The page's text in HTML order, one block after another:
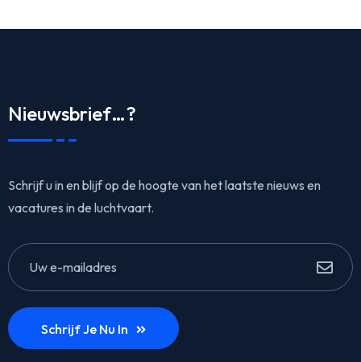
Nieuwsbrief…?
Schrijf u in en blijf op de hoogte van het laatste nieuws en
vacatures in de luchtvaart.
Schrijf Je Nu In